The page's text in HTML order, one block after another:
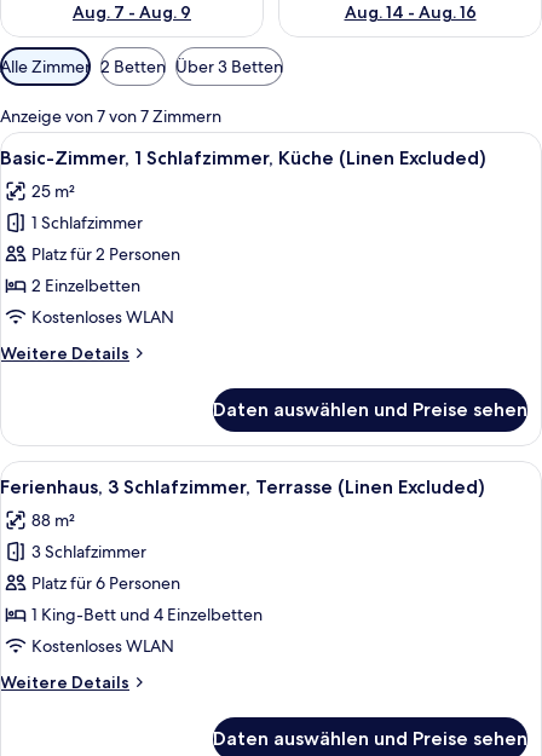
Aug. 7 - Aug. 9
Aug. 14 - Aug. 16
Verfügbare
Filter
für
Zimmer
Alle Zimmer 2 Betten Über 3 Betten
Anzeige von 7 von 7 Zimmern
Alle
Fotos
für
Basic-
Zimmer,
1
Schlafzimmer,
(Linen
Eine Reihe von Holzhütten mit
5
Basic-Zimmer, 1 Schlafzimmer, Küche (Linen Excluded)
25 m²
1 Schlafzimmer
Platz für 2 Personen
2 Einzelbetten
Kostenloses WLAN
Weitere Details
Weitere
Zimmer,
Schlafzimmer,
(Linen
Excluded)
Daten auswählen und Preise sehen
Alle
Fotos
für
Ferienhaus,
3 Schlafzimmer,
Terrasse
(Linen
anzeigen
Ein dreieckiges Chalet mit einer
10
Ferienhaus, 3 Schlafzimmer, Terrasse (Linen Excluded)
88 m²
3 Schlafzimmer
Platz für 6 Personen
1 King-Bett und 4 Einzelbetten
Kostenloses WLAN
Weitere Details
Weitere
Daten auswählen und Preise sehen